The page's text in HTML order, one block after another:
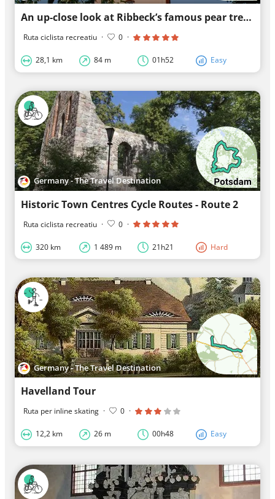
An up-close look at Ribbeck’s famous pear tree
Ruta ciclista recreatiu · 0 ·
28,1 km 84 m 01h52 Easy
Germany - The Travel Destination
Historic Town Centres Cycle Routes - Route 2
Ruta ciclista recreatiu · 0 ·
320 km 1 489 m 21h21 Hard
Germany - The Travel Destination
Havelland Tour
Ruta per inline skating · 0 ·
12,2 km 26 m 00h48 Easy